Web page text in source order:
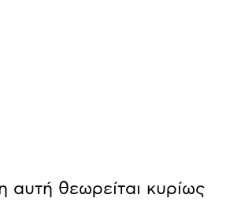
αυτή θεωρείται κυρίως